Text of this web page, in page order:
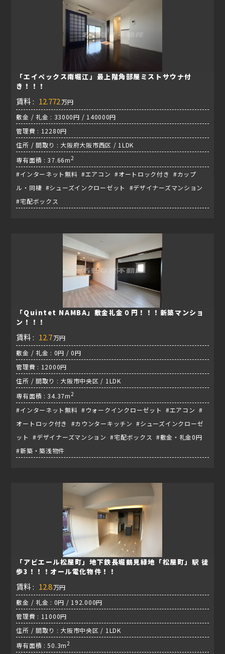
「エイペックス南堀江」最上階角部屋ミストサウナ付
き！！！
賃料 : 12.772 万円
敷金 / 礼金 : 33000円 / 140000円
管理費 : 12280円
住所 / 間取り : 大阪府大阪市西区 / 1LDK
専有面積 : 37.66m2
#インターネット無料 #エアコン #オートロック付き #カップ
ル・同棲 #シューズインクローゼット #デザイナーズマンション
#宅配ボックス
「Quintet NAMBA」敷金礼金０円！！！新築マンショ
ン！！！
賃料 : 12.7万円
敷金 / 礼金 : 0円 / 0円
管理費 : 12000円
住所 / 間取り : 大阪市中央区 / 1LDK
専有面積 : 34.37m2
#インターネット無料 #ウォークインクローゼット #エアコン #
オートロック付き #カウンターキッチン #シューズインクローゼ
ット #デザイナーズマンション #宅配ボックス #敷金・礼金0円
#新築・築浅物件
「アビエール松屋町」地下鉄長堀鶴見緑地「松屋町」駅 徒
歩3！！！オール電化物件！！
賃料 : 12.8万円
敷金 / 礼金 : 0円 / 192.000円
管理費 : 11000円
住所 / 間取り : 大阪市中央区 / 1LDK
専有面積 : 50.3m2